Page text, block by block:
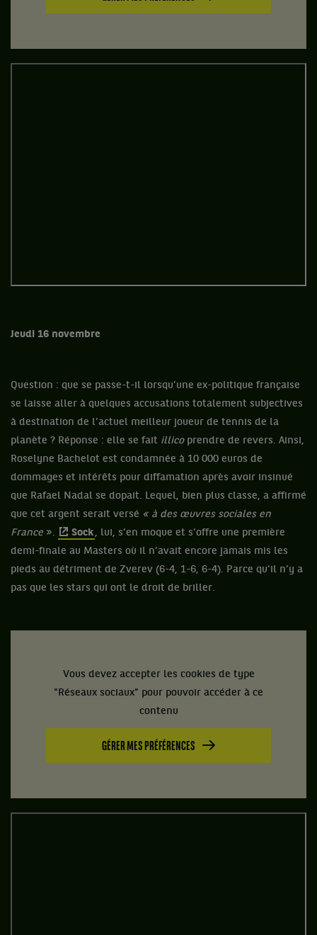
Jeudi 16 novembre
Question : que se passe-t-il lorsqu’une ex-politique française
se laisse aller à quelques accusations totalement subjectives
à destination de l’actuel meilleur joueur de tennis de la
planète ? Réponse : elle se fait illicoprendre de revers. Ainsi,
Roselyne Bachelot est condamnée à 10 000 euros de
dommages et intérêts pour diffamation après avoir insinué
que Rafael Nadal se dopait. Lequel, bien plus classe, a affirmé
que cet argent serait versé « à des œuvres sociales en
France ». Sock, lui, s’en moque et s’offre une première
demi-finale au Masters où il n’avait encore jamais mis les
pieds au détriment de Zverev (6-4, 1-6, 6-4). Parce qu’il n’y a
pas que les stars qui ont le droit de briller.
Vous devez accepter les cookies de type
"Réseaux sociaux" pour pouvoir accéder à ce
contenu
GÉRER MES PRÉFÉRENCES